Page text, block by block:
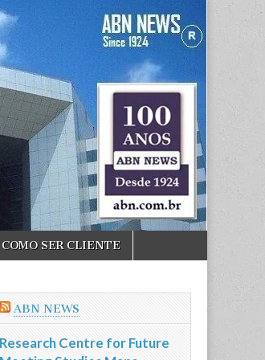
COMO SER CLIENTE
ABN NEWS
Research Centre for Future